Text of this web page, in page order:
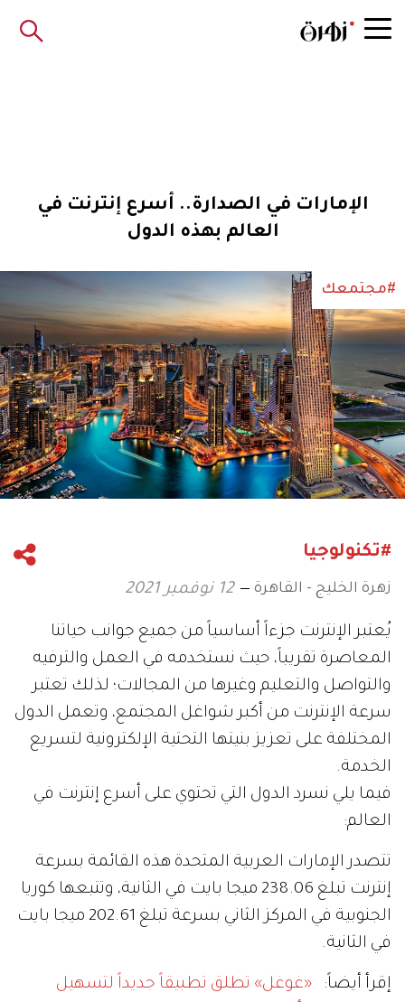
الإمارات في الصدارة.. أسرع إنترنت في
العالم بهذه الدول
#مجتمعك
#تكنولوجيا
زهرة الخليج - القاهرة 12 نوفمبر 2021
يُعتبر الإنترنت جزءاً أساسياً من جميع جوانب حياتنا
المعاصرة تقريباً، حيث نستخدمه في العمل والترفيه
والتواصل والتعليم وغيرها من المجالات؛ لذلك تعتبر
سرعة الإنترنت من أكبر شواغل المجتمع، وتعمل الدول
المختلفة على تعزيز بنيتها التحتية الإلكترونية لتسريع
الخدمة.
فيما يلي نسرد الدول التي تحتوي على أسرع إنترنت في
العالم:
تتصدر الإمارات العربية المتحدة هذه القائمة بسرعة
إنترنت تبلغ 238.06 ميجا بايت في الثانية، وتتبعها كوريا
الجنوبية في المركز الثاني بسرعة تبلغ 202.61 ميجا بايت
في الثانية.
إقرأ أيضاً: «غوغل» تطلق تطبيقاً جديداً لتسهيل